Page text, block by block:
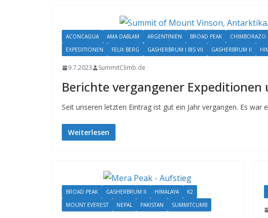
ACONCAGUA AMA DABLAM ARGENTINIEN BROAD PEAK CHIMBORAZO
EXPEDITIONEN
FELIX BERG GASHERBRUM I BIS VII GASHERBRUM II
9.7.2023 SummitClimb.de
Berichte vergangener Expeditionen
Seit unseren letzten Eintrag ist gut ein Jahr vergangen. Es
Weiterlesen
BROAD PEAK GASHERBRUM II HIMALAYA
K2
MOUNT EVEREST
NEPAL PAKISTAN SUMMITCLIMB